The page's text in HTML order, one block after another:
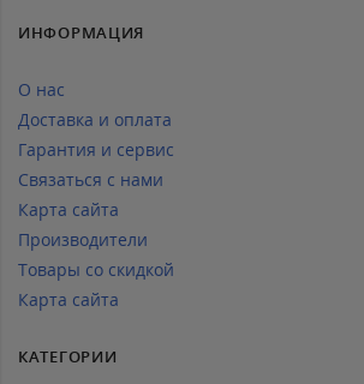
ИНФОРМАЦИЯ
О нас
Доставка и оплата
Гарантия и сервис
Связаться с нами
Карта сайта
Производители
Товары со скидкой
Карта сайта
КАТЕГОРИИ